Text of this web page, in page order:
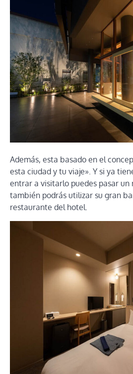
Además, esta basado en el
esta ciudad y tu viaje». Y si ya
entrar a visitarlo puedes pasar un
también podrás utilizar su gran
restaurante del hotel.